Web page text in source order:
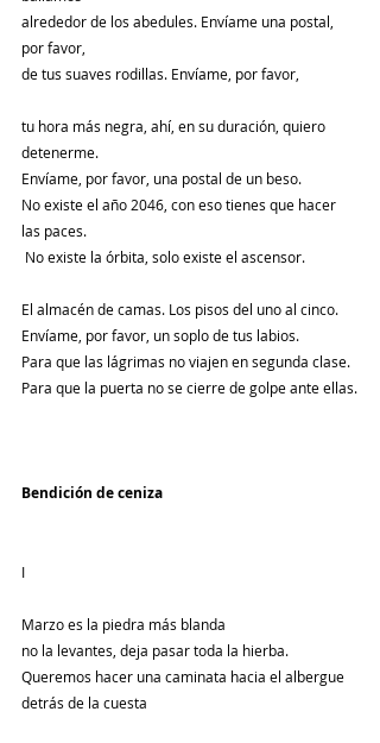
alrededor de los abedules. Envíame una postal,
por favor,
de tus suaves rodillas. Envíame, por favor,
tu hora más negra, ahí, en su duración, quiero
detenerme.
Envíame, por favor, una postal de un beso.
No existe el año 2046, con eso tienes que hacer
las paces.
No existe la órbita, solo existe el ascensor.
El almacén de camas. Los pisos del uno al cinco.
Envíame, por favor, un soplo de tus labios.
Para que las lágrimas no viajen en segunda clase.
Para que la puerta no se cierre de golpe ante ellas.
Bendición de ceniza
I
Marzo es la piedra más blanda
no la levantes, deja pasar toda la hierba.
Queremos hacer una caminata hacia el albergue
detrás de la cuesta